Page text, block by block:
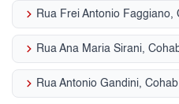
keyboard_arrow_right Rua Frei Antonio Faggiano,
keyboard_arrow_right Rua Ana Maria Sirani,
keyboard_arrow_right Rua Antonio Gandini,